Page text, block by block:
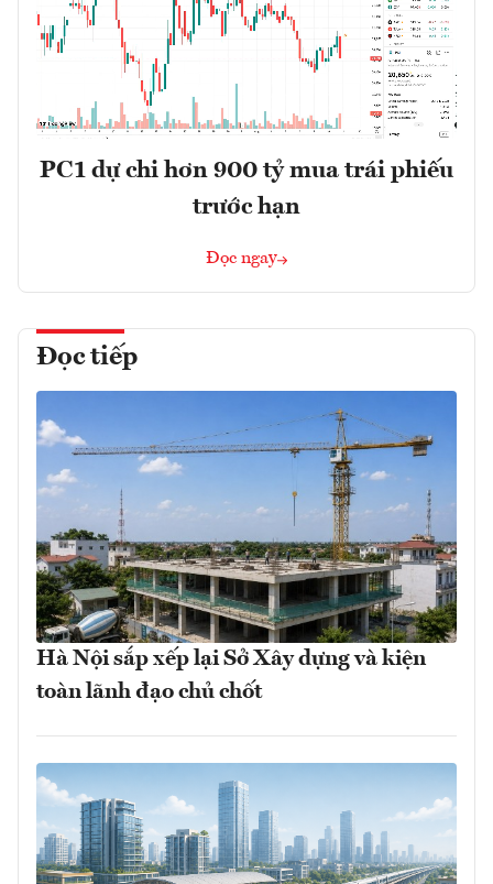
PC1 dự chi hơn 900 tỷ mua trái phiếu
trước hạn
Đọc ngay
Đọc tiếp
Hà Nội sắp xếp lại Sở Xây dựng và kiện
toàn lãnh đạo chủ chốt